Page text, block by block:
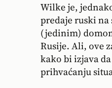
Wilke je,
predaje ruski
(jedinim)
Rusije. Ali, ove
kako bi izjava
prihvaćanju